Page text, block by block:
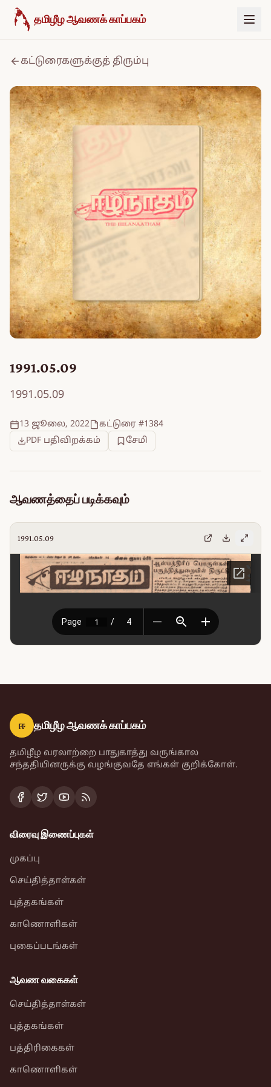
உள்ளடக்கத்திற்குச் செல்க
தமிழீழ ஆவணக் காப்பகம்
கட்டுரைகளுக்குத் திரும்பு
1991.05.09
1991.05.09
13 ஜூலை, 2022
கட்டுரை #1384
PDF பதிவிறக்கம்
சேமி
ஆவணத்தைப் படிக்கவும்
1991.05.09
ஈ தமிழீழ ஆவணக் காப்பகம்
தமிழீழ வரலாற்றை பாதுகாத்து வருங்கால
சந்ததியினருக்கு வழங்குவதே எங்கள் குறிக்கோள்.
விரைவு இணைப்புகள்
முகப்பு
செய்தித்தாள்கள்
புத்தகங்கள்
காணொளிகள்
புகைப்படங்கள்
ஆவண வகைகள்
செய்தித்தாள்கள்
புத்தகங்கள்
பத்திரிகைகள்
காணொளிகள்